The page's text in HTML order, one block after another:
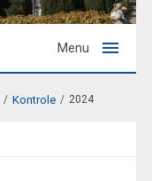
Menu
Kontrole 2024